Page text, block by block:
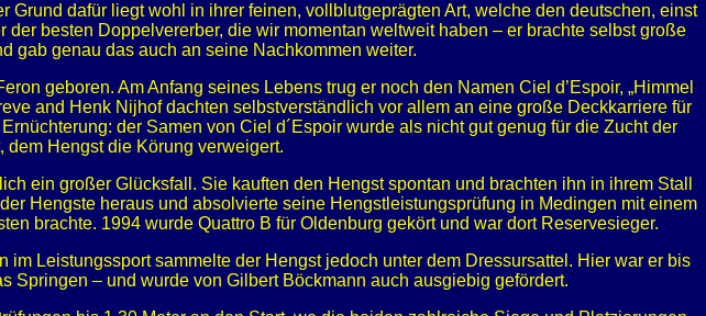
Grund dafür liegt wohl in ihrer feinen, vollblutgeprägten Art, welche den deutschen, einst
besten Doppelvererber, die wir momentan weltweit haben – er brachte selbst große
gab genau das auch an seine Nachkommen weiter.
geboren. Am Anfang seines Lebens trug er noch den Namen Ciel d’Espoir, „Himmel
and Henk Nijhof dachten selbstverständlich vor allem an eine große Deckkarriere für
der Samen von Ciel d´Espoir wurde als nicht gut genug für die Zucht der
dem Hengst die Körung verweigert.
ein großer Glücksfall. Sie kauften den Hengst spontan und brachten ihn in ihrem Stall
Hengste heraus und absolvierte seine Hengstleistungsprüfung in Medingen mit einem
brachte. 1994 wurde Quattro B für Oldenburg gekört und war dort Reservesieger.
Leistungssport sammelte der Hengst jedoch unter dem Dressursattel. Hier war er bis
Springen – und wurde von Gilbert Böckmann auch ausgiebig gefördert.